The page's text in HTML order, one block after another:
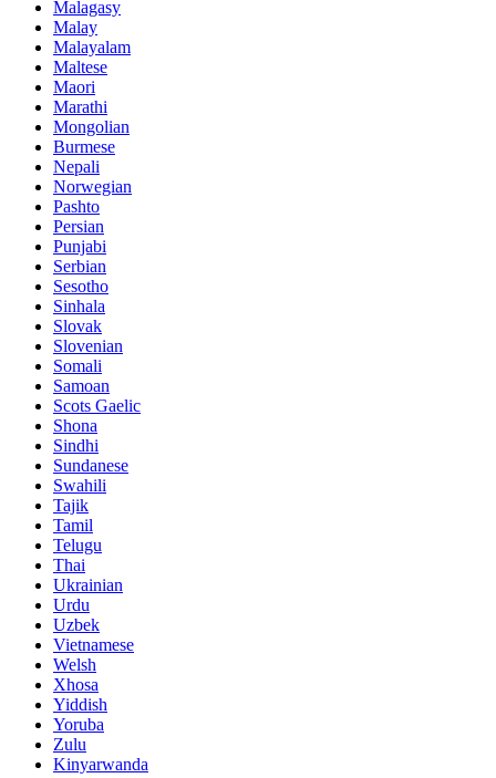
Malagasy
Malay
Malayalam
Maltese
Maori
Marathi
Mongolian
Burmese
Nepali
Norwegian
Pashto
Persian
Punjabi
Serbian
Sesotho
Sinhala
Slovak
Slovenian
Somali
Samoan
Scots Gaelic
Shona
Sindhi
Sundanese
Swahili
Tajik
Tamil
Telugu
Thai
Ukrainian
Urdu
Uzbek
Vietnamese
Welsh
Xhosa
Yiddish
Yoruba
Zulu
Kinyarwanda